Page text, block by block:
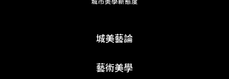
城美藝論
藝術美學